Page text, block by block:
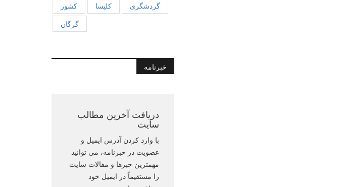
کشور
کلیسا
گردشگری
گرگان
خبرنامه
دریافت آخرین مطالب
سایت
با وارد کردن آدرس ایمیل و
عضویت در خبرنامه، می توانید
مهمترین خبرها و مقالات سایت
را مستقیماً در ایمیل خود